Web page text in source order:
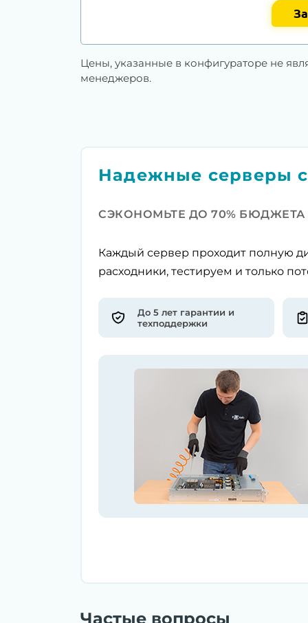
Цены, указанные в конфигураторе не
менеджеров.
Надежные серверы
СЭКОНОМЬТЕ ДО 70% БЮДЖЕТА
Каждый сервер проходит полную
расходники, тестируем и только
До 5 лет гарантии и
техподдержки
Частые вопросы